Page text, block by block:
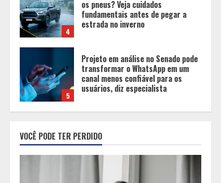
5
transformar o WhatsApp em um
canal menos confiável para os
usuários, diz especialista
1
Entrada na escolinha não significa
o fim da amamentação: 6 dicas
para manter o aleitamento nessa
fase
universitário: adultos que
conciliam estudo, trabalho e
família
VOCÊ PODE TER PERDIDO